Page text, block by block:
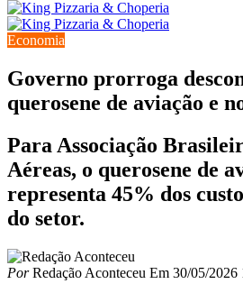
Economia
Governo prorroga
querosene de aviação e
Para Associação
Aéreas, o querosene de
representa 45% dos
do setor.
PorRedação Aconteceu Em 30/05/2026